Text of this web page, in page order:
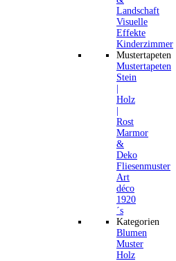
Landschaft
Visuelle
Effekte
Kinderzimmer
Mustertapeten
Mustertapeten
Stein
Holz
Rost
Marmor
&
Deko
Fliesenmuster
Art
déco
1920
´s
Kategorien
Blumen
Muster
Holz